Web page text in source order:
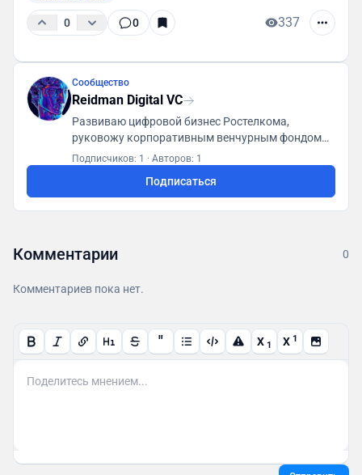
0 0 337
Сообщество
Reidman Digital VC
Развиваю цифровой бизнес Ростелкома,
руковожу корпоративным венчурным фондом
XTech, вхожу в совет директоров ФРИИ.
@DReidman 🔗 Я в Макс: http://bit.ly/4unwp5X
Подписчиков: 1 · Авторов: 1
Подписаться
Комментарии 0
Комментариев пока нет.
" X 1 X 1